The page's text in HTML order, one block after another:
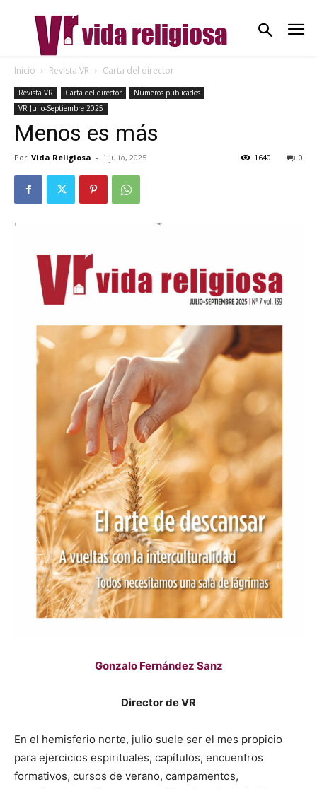
Inicio Revista VR Carta del director
Revista VR Carta del director
Números publicados
VR Julio-Septiembre 2025
Menos es más
Por Vida Religiosa - 1 julio, 2025 0
1640
Gonzalo Fernández Sanz
Director de VR
En el hemisferio norte, julio suele ser el mes propicio
para ejercicios espirituales, capítulos, encuentros
formativos, cursos de verano, campamentos,